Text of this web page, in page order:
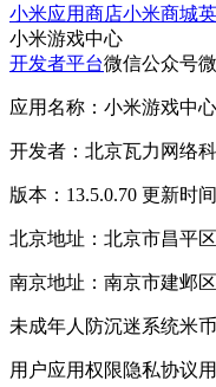
小米应用商店小米商城
小米游戏中心
开发者平台微信公众号
应用名称：小米游戏中心
开发者：北京瓦力网络
版本：13.5.0.70 更新时
北京地址：北京市昌平
南京地址：南京市建邺
未成年人防沉迷系统米币
用户应用权限隐私协议